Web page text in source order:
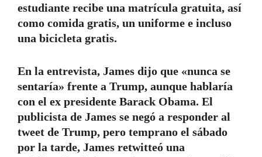
estudiante recibe una matrícula gratuita, así
como comida gratis, un uniforme e incluso
una bicicleta gratis.
En la entrevista, James dijo que «nunca se
sentaría» frente a Trump, aunque hablaría
con el ex presidente Barack Obama. El
publicista de James se negó a responder al
tweet de Trump, pero temprano el sábado
por la tarde, James retwitteó una